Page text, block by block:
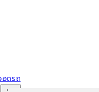
อดรถ